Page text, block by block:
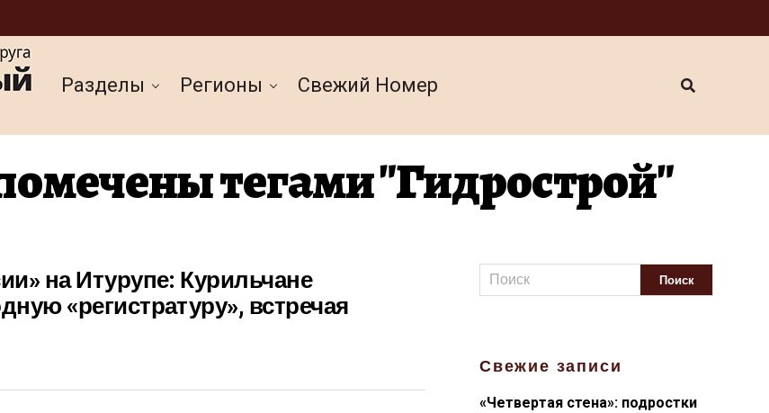
Разделы Регионы Cвежий Номер
тегами "Гидрострой"
на Итурупе: Курильчане
«регистратуру», встречая
Свежие записи
«Четвертая стена»: подростки